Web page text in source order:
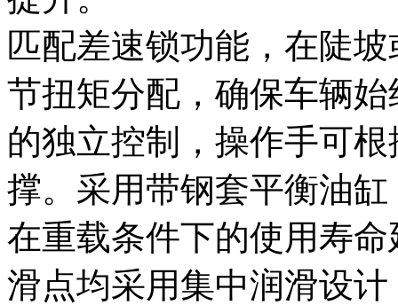
匹配差速锁功能，在陡
节扭矩分配，确保车辆
的独立控制，操作手可
撑。采用带钢套平衡油
在重载条件下的使用寿
滑点均采用集中润滑设